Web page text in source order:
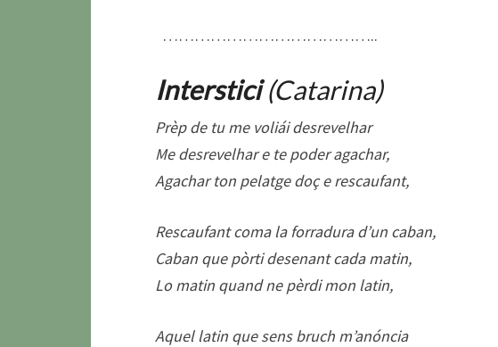
…………………………………..
Interstici(Catarina)
Prèp de tu me voliái desrevelhar
Me desrevelhar e te poder agachar,
Agachar ton pelatge doç e rescaufant,
Rescaufant coma la forradura d’un caban,
Caban que pòrti desenant cada matin,
Lo matin quand ne pèrdi mon latin,
Aquel latin que sens bruch m’anóncia